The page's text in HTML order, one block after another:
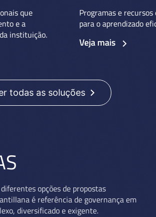
que
e a
instituição.
Programas e
para o aprendizado
Veja mais
todas as soluções
opções de propostas
é referência de governança em
diversificado e exigente.